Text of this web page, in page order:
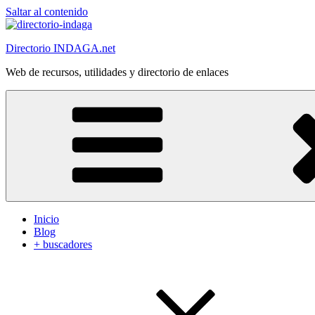
Saltar al contenido
Directorio INDAGA.net
Web de recursos, utilidades y directorio de enlaces
Inicio
Blog
+ buscadores